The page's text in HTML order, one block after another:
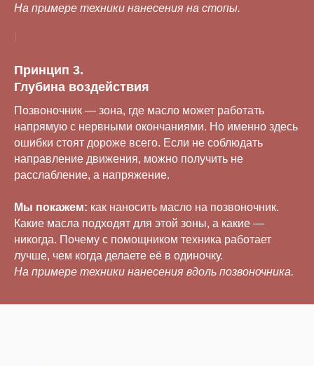
На примере техники нанесения на стопы.
Принцип 3.
Глубина воздействия
Позвоночник — зона, где масло может работать
напрямую с нервными окончаниями. Но именно здесь
ошибки стоят дороже всего. Если не соблюдать
направление движения, можно получить не
расслабление, а напряжение.
Мы покажем: как наносить масло на позвоночник.
Какие масла подходят для этой зоны, а какие —
никогда. Почему с помощником техника работает
лучше, чем когда делаете её в одиночку.
На примере техники нанесения вдоль позвоночника.